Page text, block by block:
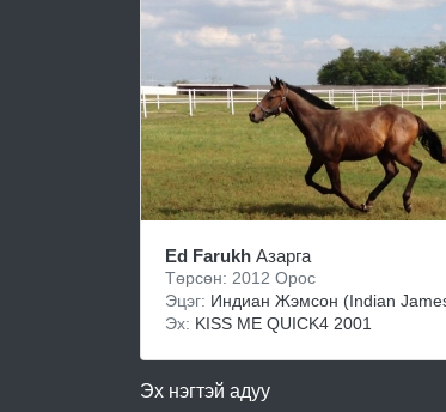
Ed Farukh Азарга
Төрсөн: 2012 Орос
Эцэг: Индиан Жэмсон (Indian
Эх: KISS ME QUICK4 2001
Эх нэгтэй адуу